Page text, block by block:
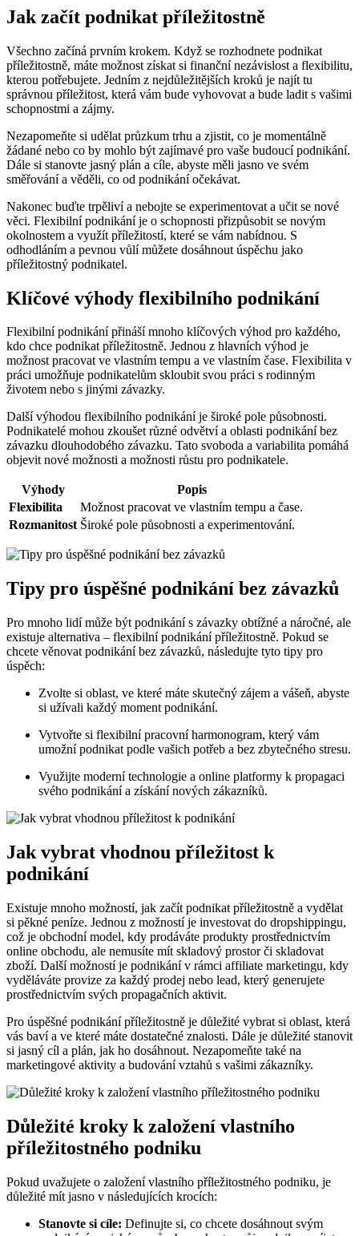
Jak začít podnikat příležitostně
Všechno začíná prvním krokem. Když se rozhodnete podnikat
příležitostně, máte možnost získat si finanční nezávislost a flexibilitu,
kterou potřebujete. Jedním z nejdůležitějších kroků je najít tu
správnou příležitost, která vám bude vyhovovat a bude ladit s vašimi
schopnostmi a zájmy.
Nezapomeňte si udělat průzkum trhu a zjistit, co je momentálně
žádané nebo co by mohlo být zajímavé pro vaše budoucí podnikání.
Dále si stanovte jasný plán a cíle, abyste měli jasno ve svém
směřování a věděli, co od podnikání očekávat.
Nakonec buďte trpěliví a nebojte se experimentovat a učit se nové
věci. Flexibilní podnikání je o schopnosti přizpůsobit se novým
okolnostem a využít příležitostí, které se vám nabídnou. S
odhodláním a pevnou vůlí můžete dosáhnout úspěchu jako
příležitostný podnikatel.
Klíčové výhody flexibilního podnikání
Flexibilní podnikání přináší mnoho klíčových výhod pro každého,
kdo chce podnikat příležitostně. Jednou z hlavních výhod je
možnost pracovat ve vlastním tempu a ve vlastním čase. Flexibilita v
práci umožňuje podnikatelům skloubit svou práci s rodinným
životem nebo s jinými závazky.
Další výhodou flexibilního podnikání je široké pole působnosti.
Podnikatelé mohou zkoušet různé odvětví a oblasti podnikání bez
závazku dlouhodobého závazku. Tato svoboda a variabilita pomáhá
objevit nové možnosti a možnosti růstu pro podnikatele.
Výhody
Popis
Flexibilita
Možnost pracovat ve vlastním tempu a čase.
Rozmanitost Široké pole působnosti a experimentování.
Tipy pro úspěšné podnikání bez závazků
Pro mnoho lidí může být podnikání s závazky obtížné a náročné, ale
existuje alternativa – flexibilní podnikání příležitostně. Pokud se
chcete věnovat podnikání bez závazků, následujte tyto tipy pro
úspěch:
Zvolte si oblast, ve které máte skutečný zájem a vášeň, abyste
si užívali každý moment podnikání.
Vytvořte si flexibilní pracovní harmonogram, který vám
umožní podnikat podle vašich potřeb a bez zbytečného stresu.
Využijte moderní technologie a online platformy k propagaci
svého podnikání a získání nových zákazníků.
Jak vybrat vhodnou příležitost k
podnikání
Existuje mnoho možností, jak začít podnikat příležitostně a vydělat
si pěkné peníze. Jednou z možností je investovat do dropshippingu,
což je obchodní model, kdy prodáváte produkty prostřednictvím
online obchodu, ale nemusíte mít skladový prostor či skladovat
zboží. Další možností je podnikání v rámci affiliate marketingu, kdy
vyděláváte provize za každý prodej nebo lead, který generujete
prostřednictvím svých propagačních aktivit.
Pro úspěšné podnikání příležitostně je důležité vybrat si oblast, která
vás baví a ve které máte dostatečné znalosti. Dále je důležité stanovit
si jasný cíl a plán, jak ho dosáhnout. Nezapomeňte také na
marketingové aktivity a budování vztahů s vašimi zákazníky.
Důležité kroky k založení vlastního
příležitostného podniku
Pokud uvažujete o založení vlastního příležitostného podniku, je
důležité mít jasno v následujících krocích:
Stanovte si cíle: Definujte si, co chcete dosáhnout svým